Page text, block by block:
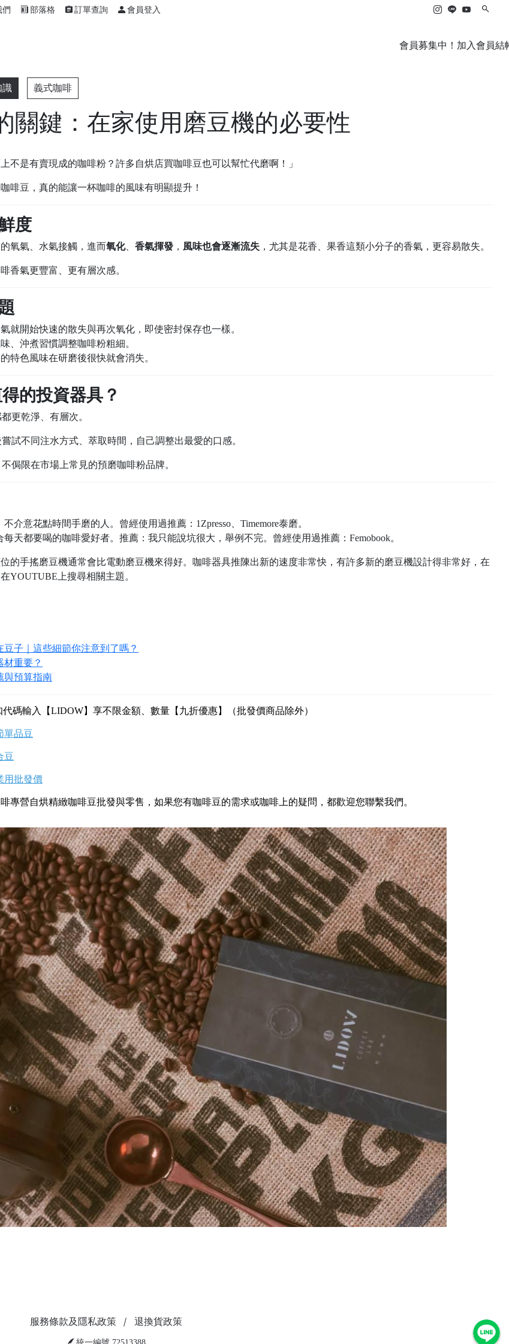
們 部落格 訂單查詢 會員登入
會員募集中！加入會員
識 義式咖啡
關鍵：在家使用磨豆機的必要性
不是有賣現成的咖啡粉？許多自烘店買咖啡豆也可以幫忙代磨啊！」
啡豆，真的能讓一杯咖啡的風味有明顯提升！
度
氧氣、水氣接觸，進而氧化、 香氣揮發 ， 風味也會逐漸流失 ，尤其是花香、果香這類小分子的香氣，更容易散失。
香氣更豐富、更有層次感。
就開始快速的散失與再次氧化，即使密封保存也一樣。
、沖煮習慣調整咖啡粉粗細。
特色風味在研磨後很快就會消失。
的投資器具？
更乾淨、有層次。
嘗試不同注水方式、萃取時間，自己調整出最愛的口感。
不侷限在市場上常見的預磨咖啡粉品牌。
不介意花點時間手磨的人。曾經使用過推薦：1Zpresso、Timemore泰磨。
每天都要喝的咖啡愛好者。推薦：我只能說坑很大，舉例不完。曾經使用過推薦：Femobook。
的手搖磨豆機通常會比電動磨豆機來得好。咖啡器具推陳出新的速度非常快，有許多新的磨豆機設計得非常好，在
YOUTUBE上搜尋相關主題。
子｜這些細節你注意到了嗎？
重要？
與預算指南
碼輸入【LIDOW】享不限金額、數量【九折優惠】（批發價商品除外）
單品豆
豆
用批發價
啡專營自烘精緻咖啡豆批發與零售，如果您有咖啡豆的需求或咖啡上的疑問，都歡迎您聯繫我們。
服務條款及隱私政策 退換貨政策